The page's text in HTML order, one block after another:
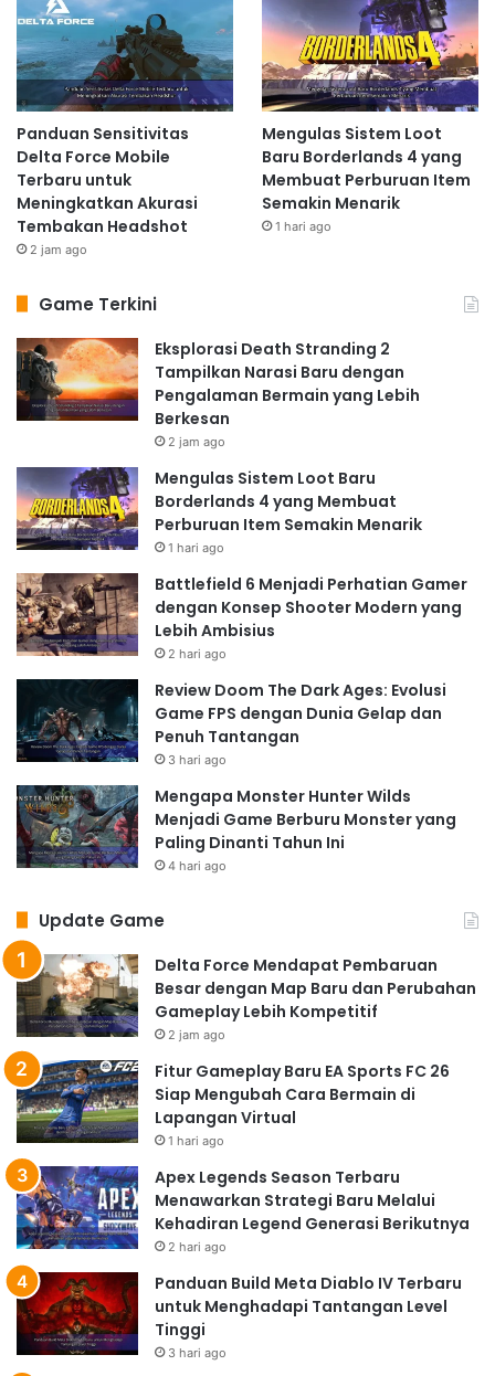
Panduan Sensitivitas
Delta Force Mobile
Terbaru untuk
Meningkatkan Akurasi
Tembakan Headshot
2 jam ago
Mengulas Sistem Loot
Baru Borderlands 4 yang
Membuat Perburuan Item
Semakin Menarik
1 hari ago
Game Terkini
Eksplorasi Death Stranding 2
Tampilkan Narasi Baru dengan
Pengalaman Bermain yang Lebih
Berkesan
2 jam ago
Mengulas Sistem Loot Baru
Borderlands 4 yang Membuat
Perburuan Item Semakin Menarik
1 hari ago
Battlefield 6 Menjadi Perhatian Gamer
dengan Konsep Shooter Modern yang
Lebih Ambisius
2 hari ago
Review Doom The Dark Ages: Evolusi
Game FPS dengan Dunia Gelap dan
Penuh Tantangan
3 hari ago
Mengapa Monster Hunter Wilds
Menjadi Game Berburu Monster yang
Paling Dinanti Tahun Ini
4 hari ago
Update Game
Delta Force Mendapat Pembaruan
Besar dengan Map Baru dan Perubahan
Gameplay Lebih Kompetitif
2 jam ago
Fitur Gameplay Baru EA Sports FC 26
Siap Mengubah Cara Bermain di
Lapangan Virtual
1 hari ago
Apex Legends Season Terbaru
Menawarkan Strategi Baru Melalui
Kehadiran Legend Generasi Berikutnya
2 hari ago
Panduan Build Meta Diablo IV Terbaru
untuk Menghadapi Tantangan Level
Tinggi
3 hari ago